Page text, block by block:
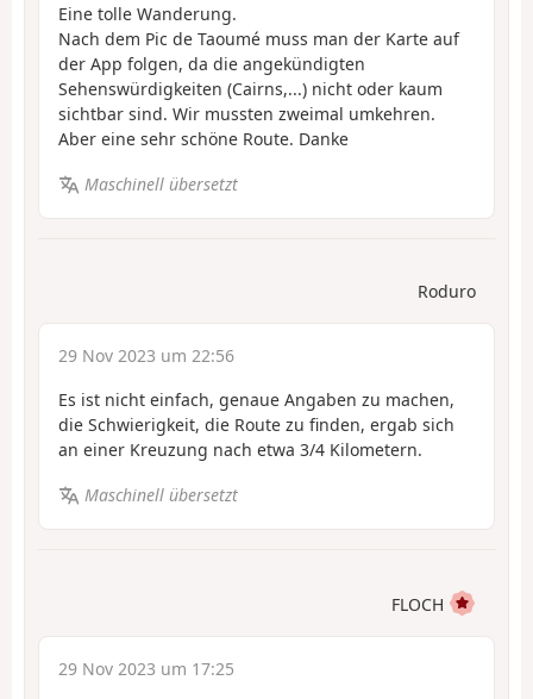
Eine tolle Wanderung.
Nach dem Pic de Taoumé muss man der Karte auf
der App folgen, da die angekündigten
Sehenswürdigkeiten (Cairns,...) nicht oder kaum
sichtbar sind. Wir mussten zweimal umkehren.
Aber eine sehr schöne Route. Danke
Maschinell übersetzt
Roduro
29 Nov 2023 um 22:56
Es ist nicht einfach, genaue Angaben zu machen,
die Schwierigkeit, die Route zu finden, ergab sich
an einer Kreuzung nach etwa 3/4 Kilometern.
Maschinell übersetzt
FLOCH
29 Nov 2023 um 17:25